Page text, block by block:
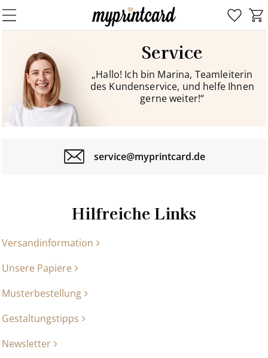
Service
„Hallo! Ich bin Marina, Teamleiterin
des Kundenservice, und helfe Ihnen
gerne weiter!“
service@myprintcard.de
Hilfreiche Links
Versandinformation
Unsere Papiere
Musterbestellung
Gestaltungstipps
Newsletter